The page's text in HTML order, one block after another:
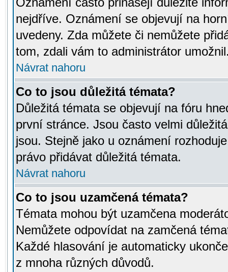
nejdříve. Oznámení se objevují na
uvedeny. Zda můžete či nemůžete
tom, zdali vám to administrátor
Návrat nahoru
Co to jsou důležitá témata?
Důležitá témata se objevují na fóru
první stránce. Jsou často velmi
jsou. Stejně jako u oznámení
právo přidávat důležitá témata.
Návrat nahoru
Co to jsou uzamčená témata?
Témata mohou být uzamčena
Nemůžete odpovídat na zamčená
Každé hlasování je automaticky
z mnoha různých důvodů.